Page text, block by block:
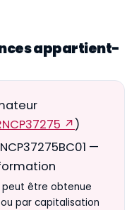
appartient-
↗)
—
être obtenue
par capitalisation